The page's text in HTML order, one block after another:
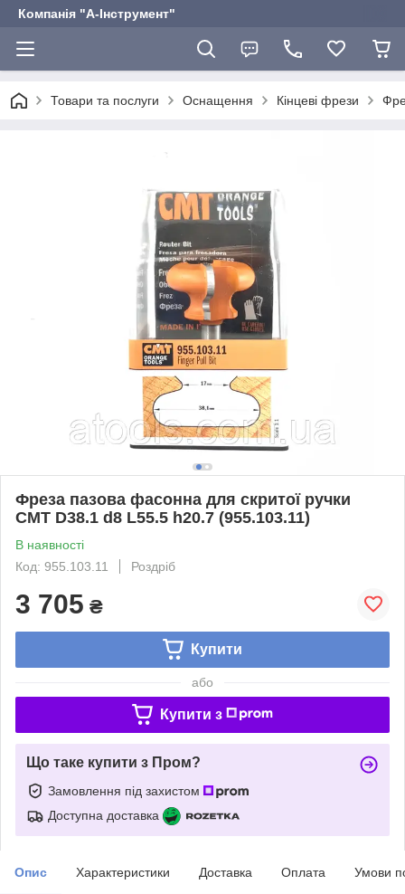
Компанія "А-Інструмент"
Товари та послуги Оснащення Кінцеві фрези
Фреза пазова фасонна для скритої ручки
CMT D38.1 d8 L55.5 h20.7 (955.103.11)
В наявності
Код: 955.103.11
Роздріб
3 705 ₴
Купити
або
Купити з
Що таке купити з Пром?
Замовлення під захистом
Доступна доставка
Опис Характеристики Доставка Оплата Умови